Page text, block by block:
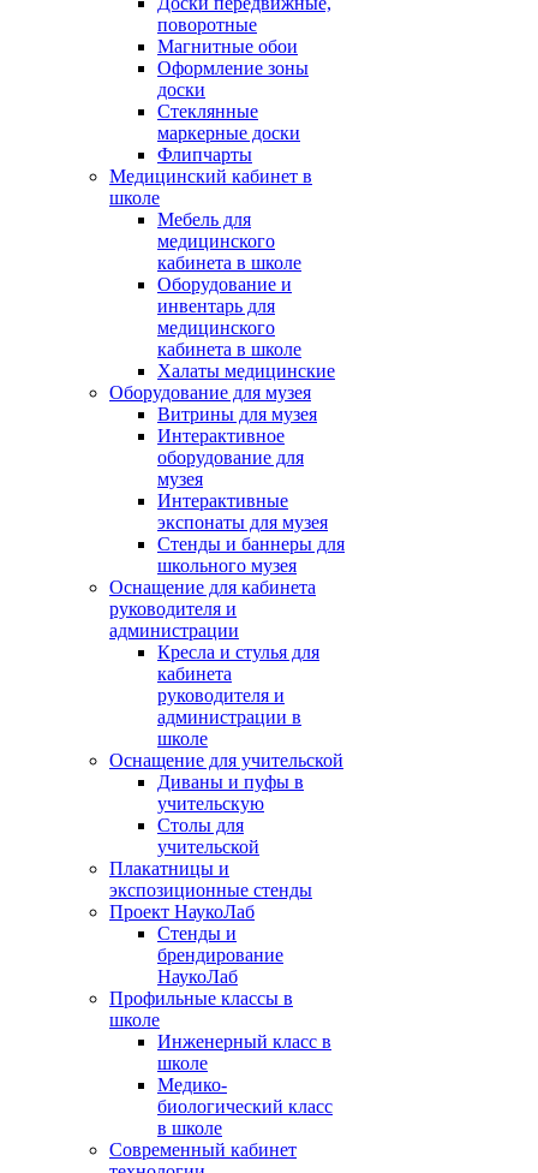
поворотные
Магнитные обои
Оформление зоны
доски
Стеклянные
маркерные доски
Флипчарты
Медицинский кабинет в
школе
Мебель для
медицинского
кабинета в школе
Оборудование и
инвентарь для
медицинского
кабинета в школе
Халаты медицинские
Оборудование для музея
Витрины для музея
Интерактивное
оборудование для
музея
Интерактивные
экспонаты для музея
Стенды и баннеры для
школьного музея
Оснащение для кабинета
руководителя и
администрации
Кресла и стулья для
кабинета
руководителя и
администрации в
школе
Оснащение для учительской
Диваны и пуфы в
учительскую
Столы для
учительской
Плакатницы и
экспозиционные стенды
Проект НаукоЛаб
Стенды и
брендирование
НаукоЛаб
Профильные классы в
школе
Инженерный класс в
школе
Медико-
биологический класс
в школе
Современный кабинет